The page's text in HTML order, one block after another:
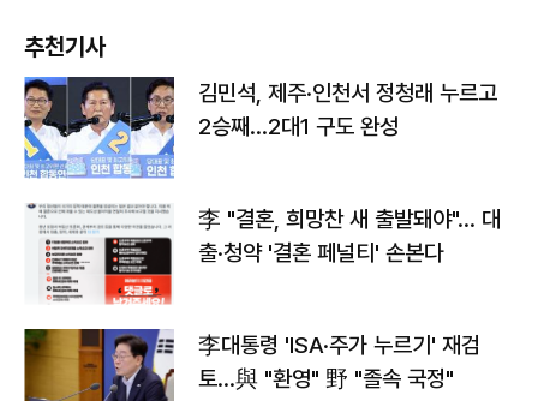
추천기사
김민석, 제주·인천서 정청래 누르고
2승째…2대1 구도 완성
李 "결혼, 희망찬 새 출발돼야"… 대
출·청약 '결혼 페널티' 손본다
李대통령 'ISA·주가 누르기' 재검
토…與 "환영" 野 "졸속 국정"